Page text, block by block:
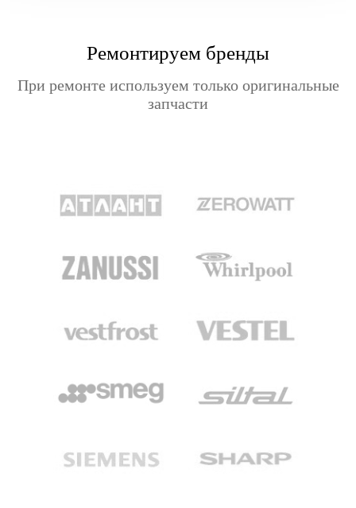
Ремонтируем бренды
При ремонте используем только оригинальные
запчасти